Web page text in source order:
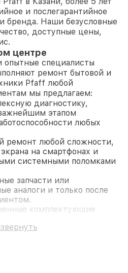
и послегарантийное
бренда. Наши безусловные
доступные цены,
центре
опытные специалисты
ремонт бытовой и
Pfaff любой
мы предлагаем:
диагностику,
этапом
любых
ремонт любой сложности,
на смартфонах и
системными поломками
запчасти или
аналоги и только после
комплектующие
мы бесплатно